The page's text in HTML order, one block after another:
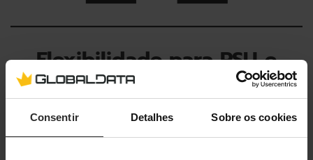
Consentir Detalhes Sobre os cookies
Flexibilidade para PSU e
Armazenamento
Apesar do seu foco no formato pequeno, a V100 MINI não